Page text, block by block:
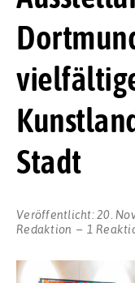
Stadt
Veröffentlicht:20.
Redaktion
1